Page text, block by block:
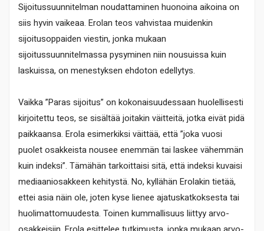
Sijoitussuunnitelman noudattaminen huonoina aikoina on
siis hyvin vaikeaa. Erolan teos vahvistaa muidenkin
sijoitusoppaiden viestin, jonka mukaan
sijoitussuunnitelmassa pysyminen niin nousuissa kuin
laskuissa, on menestyksen ehdoton edellytys.
Vaikka ”Paras sijoitus” on kokonaisuudessaan huolellisesti
kirjoitettu teos, se sisältää joitakin väitteitä, jotka eivät pidä
paikkaansa. Erola esimerkiksi väittää, että ”joka vuosi
puolet osakkeista nousee enemmän tai laskee vähemmän
kuin indeksi”. Tämähän tarkoittaisi sitä, että indeksi kuvaisi
mediaaniosakkeen kehitystä. No, kyllähän Erolakin tietää,
ettei asia näin ole, joten kyse lienee ajatuskatkoksesta tai
huolimattomuudesta. Toinen kummallisuus liittyy arvo-